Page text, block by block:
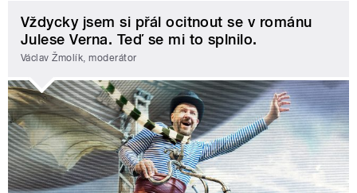
Vždycky jsem si přál ocitnout se v románu
Julese Verna. Teď se mi to splnilo.
Václav Žmolík, moderátor